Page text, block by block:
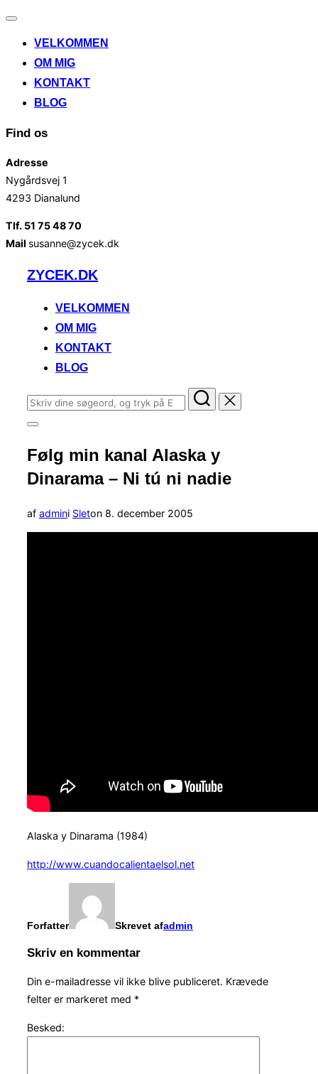
Slå
til/fraVELKOMMEN
OM MIG
KONTAKT
BLOG
Find os
Adresse
Nygårdsvej 1
4293 Dianalund
Tlf. 51 75 48 70
Mail susanne@zycek.dk
VidereZYCEK.DK
VELKOMMEN
OM MIG
KONTAKT
BLOG
Søg
efter:
Slå
i
sidekolonne
til/fra
Følg min kanal Alaska y
Dinarama – Ni tú ni nadie
af admini Sleton Udgivet
d.
8. december 2005
Alaska y Dinarama (1984)
http://www.cuandocalientaelsol.net
Forfatter Skrevet afadmin
Skriv en kommentar
Din e-mailadresse vil ikke blive publiceret. Krævede
felter er markeret med *
Besked: